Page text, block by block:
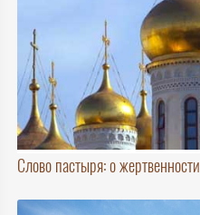
Слово пастыря: о жертвенности